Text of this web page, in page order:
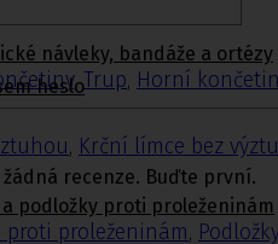
návleky, bandáže a ortézy
,Trup, Horní
, Krční límce bez
podložky proti proleženinám
proti proleženinám,
heslo
recenze. Buďte první.